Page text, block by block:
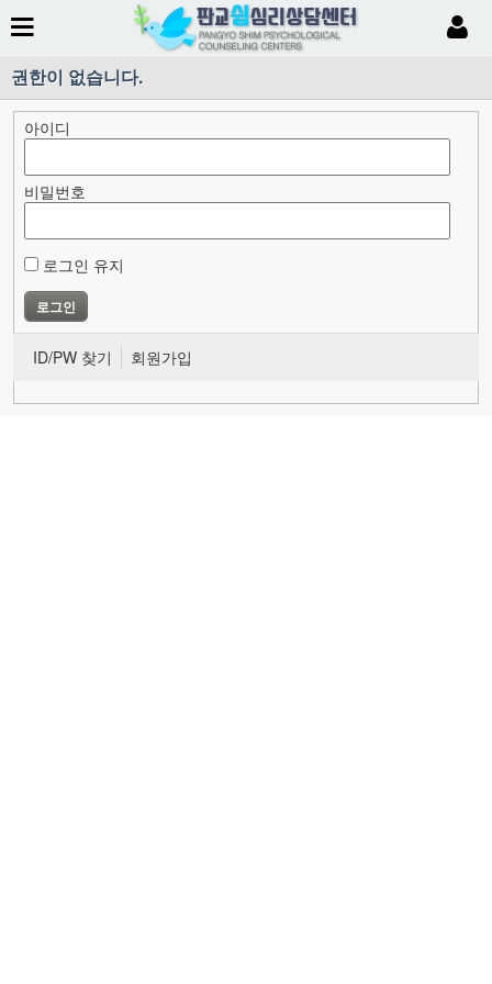
권한이 없습니다.
아이디
비밀번호
로그인 유지
ID/PW 찾기 회원가입